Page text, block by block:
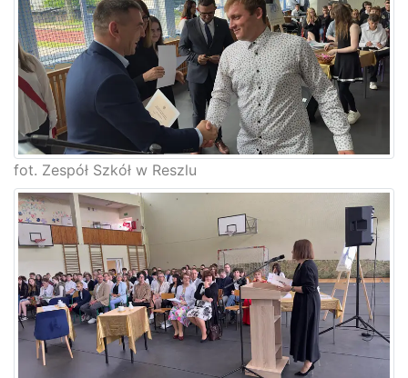
fot. Zespół Szkół w Reszlu